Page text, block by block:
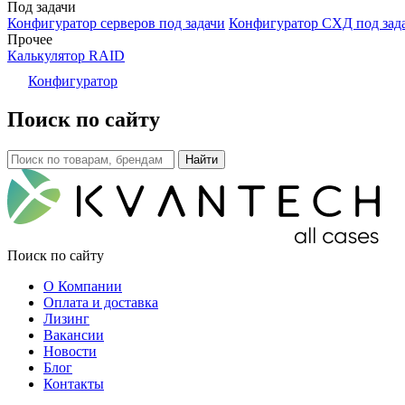
Под задачи
Конфигуратор серверов под задачи Конфигуратор СХД под
Прочее
Калькулятор RAID
Конфигуратор
Поиск по сайту
Поиск по сайту
О Компании
Оплата и доставка
Лизинг
Вакансии
Новости
Блог
Контакты